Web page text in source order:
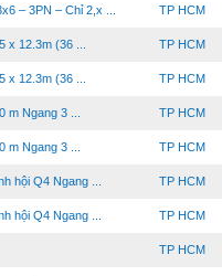
– 3PN – Chỉ 2,x ... TP HCM
x 12.3m (36 ... TP HCM
x 12.3m (36 ... TP HCM
Ngang 3 ... TP HCM
Ngang 3 ... TP HCM
hội Q4 Ngang ... TP HCM
hội Q4 Ngang ... TP HCM
TP HCM